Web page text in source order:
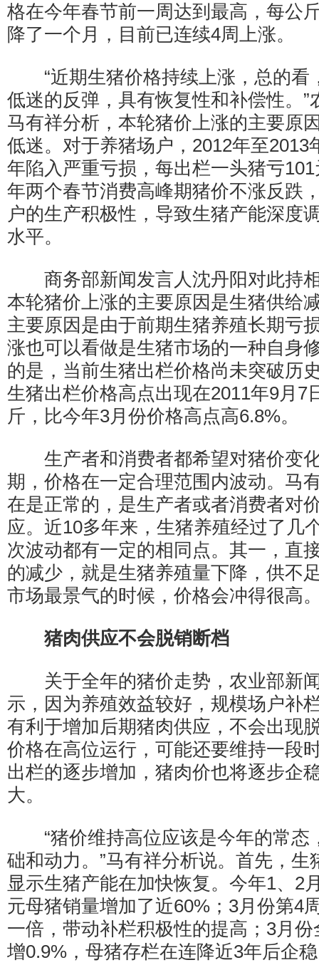
格在今年春节前一周达到最高，每公
降了一个月，目前已连续4周上涨。
“近期生猪价格持续上涨，总的看
低迷的反弹，具有恢复性和补偿性。”
马有祥分析，本轮猪价上涨的主要原
低迷。对于养猪场户，2012年至2013
年陷入严重亏损，每出栏一头猪亏
年两个春节消费高峰期猪价不涨反跌
户的生产积极性，导致生猪产能深度
水平。
商务部新闻发言人沈丹阳对此持
本轮猪价上涨的主要原因是生猪供给
主要原因是由于前期生猪养殖长期亏
涨也可以看做是生猪市场的一种自身
的是，当前生猪出栏价格尚未突破历
生猪出栏价格高点出现在2011年9月7
斤，比今年3月份价格高点高6.8%。
生产者和消费者都希望对猪价变
期，价格在一定合理范围内波动。马
在是正常的，是生产者或者消费者对
应。近10多年来，生猪养殖经过了几
次波动都有一定的相同点。其一，直
的减少，就是生猪养殖量下降，供不
市场最景气的时候，价格会冲得很高
猪肉供应不会脱销断档
关于全年的猪价走势，农业部新
示，因为养殖效益较好，规模场户补
有利于增加后期猪肉供应，不会出现
价格在高位运行，可能还要维持一段
出栏的逐步增加，猪肉价也将逐步企
大。
“猪价维持高位应该是今年的常态
础和动力。”马有祥分析说。首先，生
显示生猪产能在加快恢复。今年1、2
元母猪销量增加了近60%；3月份第4
一倍，带动补栏积极性的提高；3月
增0.9%，母猪存栏在连降近3年后企